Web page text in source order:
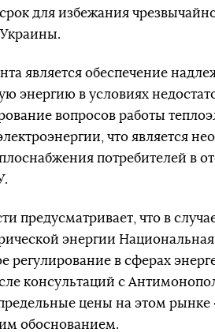
для избежания
является обеспечение
энергию в условиях
вопросов работы
что является
потребителей в
предусматривает, что в
энергии
регулирование в сферах
консультаций с
цены на этом рынке
обоснованием.